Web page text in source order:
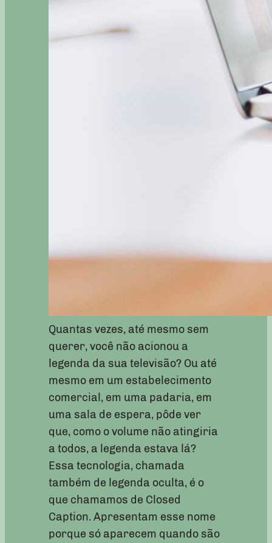
Quantas vezes, até mesmo sem
querer, você não acionou a
legenda da sua televisão? Ou até
mesmo em um estabelecimento
comercial, em uma padaria, em
uma sala de espera, pôde ver
que, como o volume não atingiria
a todos, a legenda estava lá?
Essa tecnologia, chamada
também de legenda oculta, é o
que chamamos de Closed
Caption. Apresentam esse nome
porque só aparecem quando são